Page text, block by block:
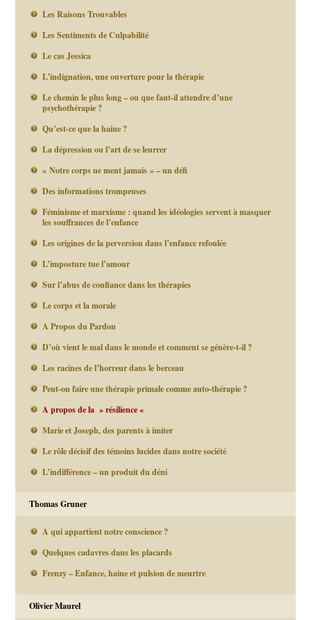
Les Raisons Trouvables
Les Sentiments de Culpabilité
Le cas Jessica
L’indignation, une ouverture pour la thérapie
Le chemin le plus long – ou que faut-il attendre d’une
psychothérapie ?
Qu’est-ce que la haine ?
La dépression ou l’art de se leurrer
« Notre corps ne ment jamais » – un défi
Des informations trompeuses
Féminisme et marxisme : quand les idéologies servent à masquer
les souffrances de l’enfance
Les origines de la perversion dans l’enfance refoulée
L’imposture tue l’amour
Sur l’abus de confiance dans les thérapies
Le corps et la morale
A Propos du Pardon
D’où vient le mal dans le monde et comment se génère-t-il ?
Les racines de l’horreur dans le berceau
Peut-on faire une thérapie primale comme auto-thérapie ?
A propos de la » résilience «
Marie et Joseph, des parents à imiter
Le rôle décisif des témoins lucides dans notre société
L’indifférence – un produit du déni
Thomas Gruner
A qui appartient notre conscience ?
Quelques cadavres dans les placards
Frenzy – Enfance, haine et pulsion de meurtre
Olivier Maurel